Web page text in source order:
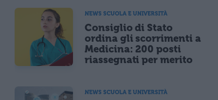
NEWS SCUOLA E UNIVERSITÀ
Consiglio di Stato
ordina gli scorrimenti a
Medicina: 200 posti
riassegnati per merito
NEWS SCUOLA E UNIVERSITÀ